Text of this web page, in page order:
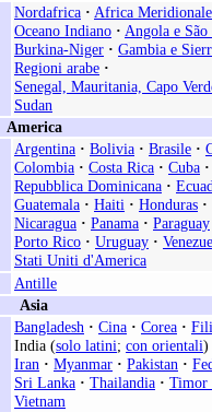
Nordafrica · Africa Meridionale
Oceano Indiano · Angola e São
Burkina-Niger · Gambia e
Regioni arabe ·
Senegal, Mauritania, Capo
Sudan
America
Argentina · Bolivia · Brasile ·
Colombia · Costa Rica · Cuba ·
Repubblica Dominicana ·
Guatemala · Haiti · Honduras ·
Nicaragua · Panama · Paraguay
Porto Rico · Uruguay ·
Stati Uniti d'America
Antille
Asia
Bangladesh · Cina · Corea ·
India (solo latini; con orientali)
Iran · Myanmar · Pakistan ·
Sri Lanka · Thailandia · Timor
Vietnam